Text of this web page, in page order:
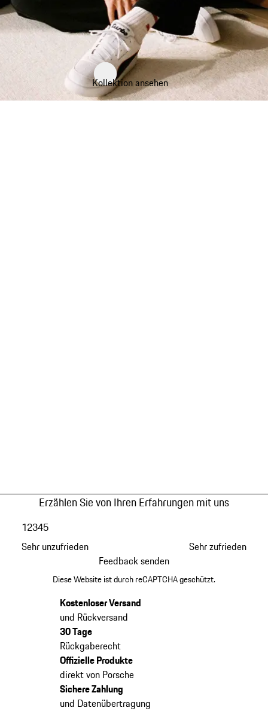
Kollektion ansehen
Erzählen Sie von Ihren Erfahrungen mit uns
Sehr unzufrieden
12345
Sehr zufrieden
Feedback senden
Diese Website ist durch reCAPTCHA geschützt.
Kostenloser Versand
und Rückversand
30 Tage
Rückgaberecht
Offizielle Produkte
direkt von Porsche
Sichere Zahlung
und Datenübertragung